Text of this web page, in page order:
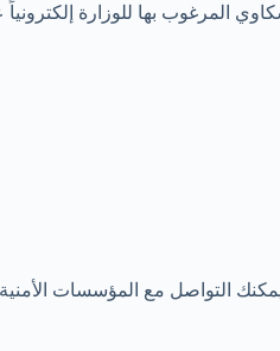
المرغوب بها للوزارة
التواصل مع المؤسسات